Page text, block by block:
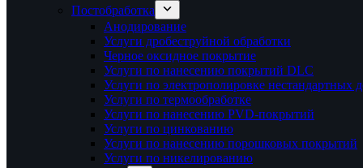
Постобработка
Анодирование
Услуги дробеструйной обработки
Черное оксидное покрытие
Услуги по нанесению покрытий DLC
Услуги по электрополировке нестандартных
Услуги по термообработке
Услуги по нанесению PVD-покрытий
Услуги по цинкованию
Услуги по нанесению порошковых покрытий
Услуги по никелированию